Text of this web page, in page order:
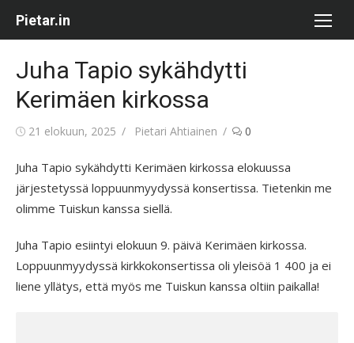
Pietar.in
Juha Tapio sykähdytti
Kerimäen kirkossa
Posted
21 elokuun, 2025 Author
Pietari Ahtiainen 0
Juha Tapio sykähdytti Kerimäen kirkossa elokuussa
järjestetyssä loppuunmyydyssä konsertissa. Tietenkin me
olimme Tuiskun kanssa siellä.
Juha Tapio esiintyi elokuun 9. päivä Kerimäen kirkossa.
Loppuunmyydyssä kirkkokonsertissa oli yleisöä 1 400 ja ei
liene yllätys, että myös me Tuiskun kanssa oltiin paikalla!